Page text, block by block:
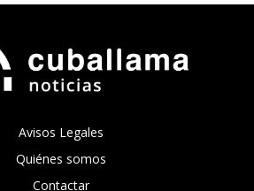
Avisos Legales
Quiénes somos
Contactar